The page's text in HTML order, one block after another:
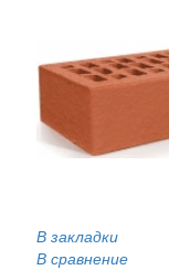
В закладки
В сравнение